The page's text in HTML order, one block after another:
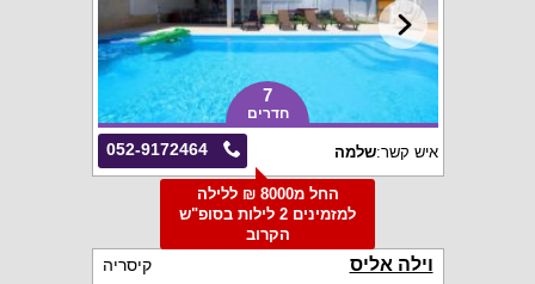
7
חדרים
052-9172464 איש קשר:שלמה
החל מ8000 ₪ ללילה
למזמינים 2 לילות בסופ"ש
הקרוב
וילה אליס קיסריה